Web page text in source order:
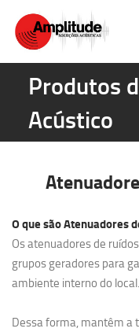
Produtos
Acústico
O que são Atenuadores
Os atenuadores de
grupos geradores para
ambiente interno do local.
Dessa forma, mantêm a